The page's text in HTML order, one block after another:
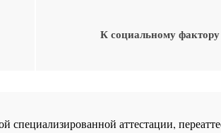
К социальному
специализированной аттестации,